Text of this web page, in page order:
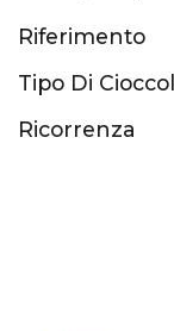
Riferimento
Tipo Di
Ricorrenza